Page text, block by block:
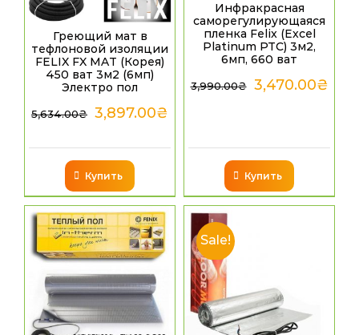
Греющий мат в
тефлоновой изоляции
FELIX FX MAT (Корея)
450 ват 3м2 (6мп)
Электро пол
5,634.00₴ 3,897.00₴
Купить
Инфракрасная
саморегулирующаяся
пленка Felix (Excel
Platinum PTC) 3м2,
6мп, 660 ват
3,990.00₴ 3,470.00₴
Купить
Sale!